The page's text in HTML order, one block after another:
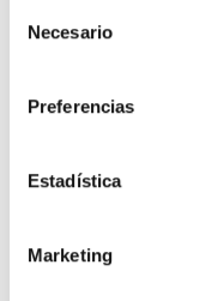
Necesario
Preferencias
Estadística
Marketing